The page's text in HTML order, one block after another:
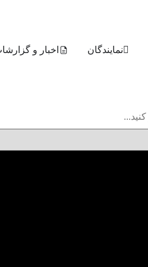
نمایندگان اخبار و